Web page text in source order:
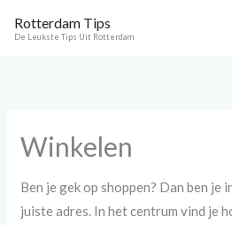
naar
Rotterdam Tips
De Leukste Tips Uit Rotterdam
Winkelen
Ben je gek op shoppen? Dan ben je
juiste adres. In het centrum vind je
a
o